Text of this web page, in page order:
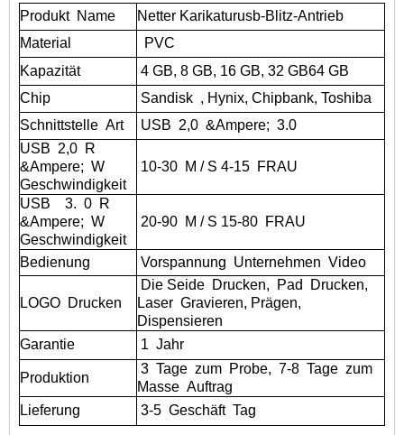
ProduktName
Netter Karikaturusb-Blitz-Antrieb
Material
PVC
Kapazität
4 GB, 8 GB, 16 GB, 32 GB64 GB
Chip
Sandisk , Hynix, Chipbank, Toshiba
Schnittstelle Art USB 2,0 &Ampere; 3.0
USB 2,0 R
&Ampere; W
Geschwindigkeit
10-30 M / S 4-15 FRAU
USB 3. 0 R
&Ampere; W
Geschwindigkeit
20-90 M / S 15-80 FRAU
Bedienung Vorspannung Unternehmen Video
LOGO Drucken
Die Seide Drucken, Pad
Drucken,
Laser Gravieren, Prägen,
Dispensieren
Garantie
1 Jahr
Produktion
3 Tage zum Probe, 7-8 Tage zum
Masse Auftrag
Lieferung
3-5 GeschäftTag